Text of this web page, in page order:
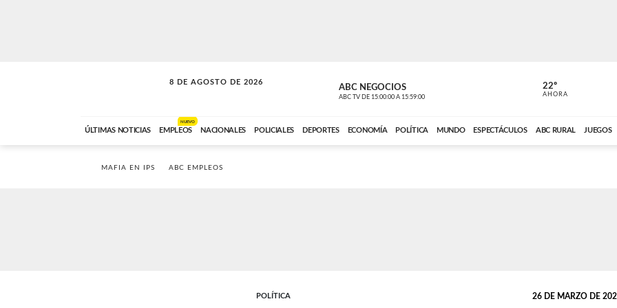
8 DE AGOSTO DE 2026
SOLO MÚSICA ABC NEGOCIOS
ABC TV DE 15:00:00 A 15:59:00 ABC CARDINAL
22º
AHORA
ÚLTIMAS NOTICIAS EMPLEOS
NUEVO
NACIONALES POLICIALES DEPORTES ECONOMÍA POLÍTICA MUNDO ESPECTÁCULOS ABC RURAL JUEGOS
MAFIA EN IPS ABC EMPLEOS
POLÍTICA 26 DE MARZO DE